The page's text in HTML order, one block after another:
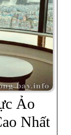
Ảo
Nhất